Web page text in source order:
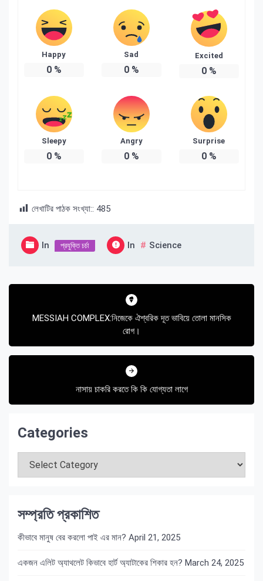
Happy
0%
Sad
0%
Excited
0%
Sleepy
0%
Angry
0%
Surprise
0%
লেখাটির পাঠক সংখ্যা:: 485
In প্রযুক্তি চর্চা In Science
Post
MESSIAH COMPLEX:নিজেকে ঐশ্বরিক দূত ভাবিয়ে তোলা মানসিক
রোগ।
নাসায় চাকরি করতে কি কি যোগ্যতা লাগে
Categories
সম্প্রতি প্রকাশিত
কীভাবে মানুষ বের করলো পাই এর মান? April 21, 2025
একজন এলিট অ্যাথলেট কিভাবে হার্ট অ্যাটাকের শিকার হন? March 24, 2025